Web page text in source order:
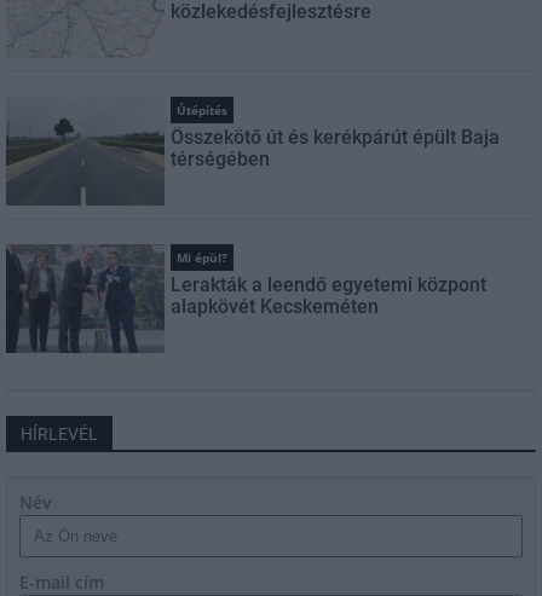
közlekedésfejlesztésre
Útépítés
Összekötő út és kerékpárút épült Baja
térségében
Mi épül?
Lerakták a leendő egyetemi központ
alapkövét Kecskeméten
HÍRLEVÉL
Név
E-mail cím